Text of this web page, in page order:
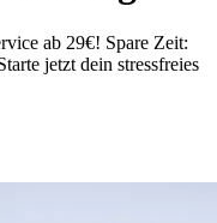
ab 29€! Spare Zeit:
jetzt dein stressfreies